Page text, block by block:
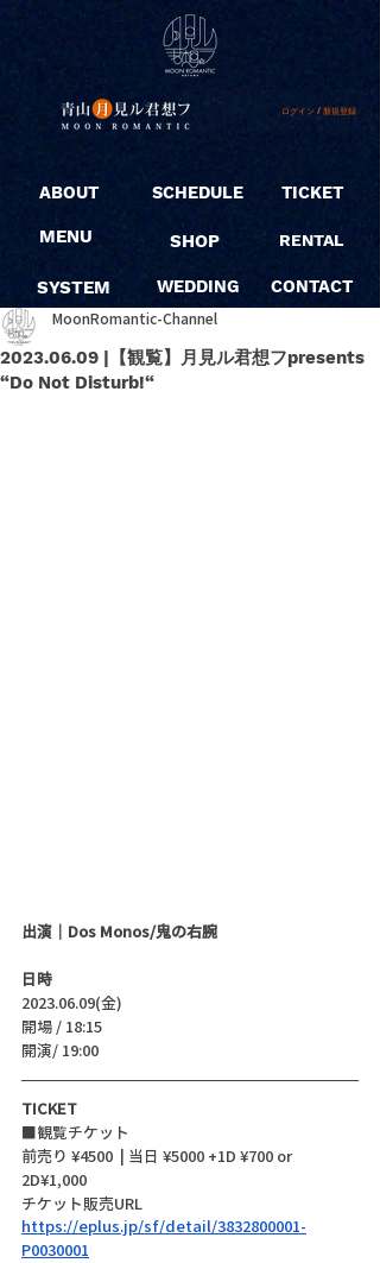
ログイン / 新規登録
ABOUT
MENU
SYSTEM
SCHEDULE
SHOP
WEDDING
TICKET
RENTAL
CONTACT
2023.06.09 |【観覧】月見ル君想フpresents
“Do Not Disturb!“
MoonRomantic-Channel
出演｜Dos Monos/鬼の右腕
日時
2023.06.09(金)
開場 / 18:15
開演/ 19:00
TICKET
■観覧チケット
前売り ¥4500  | 当日 ¥5000 +1D ¥700 or
2D¥1,000
チケット販売URL
https://eplus.jp/sf/detail/3832800001-
P0030001